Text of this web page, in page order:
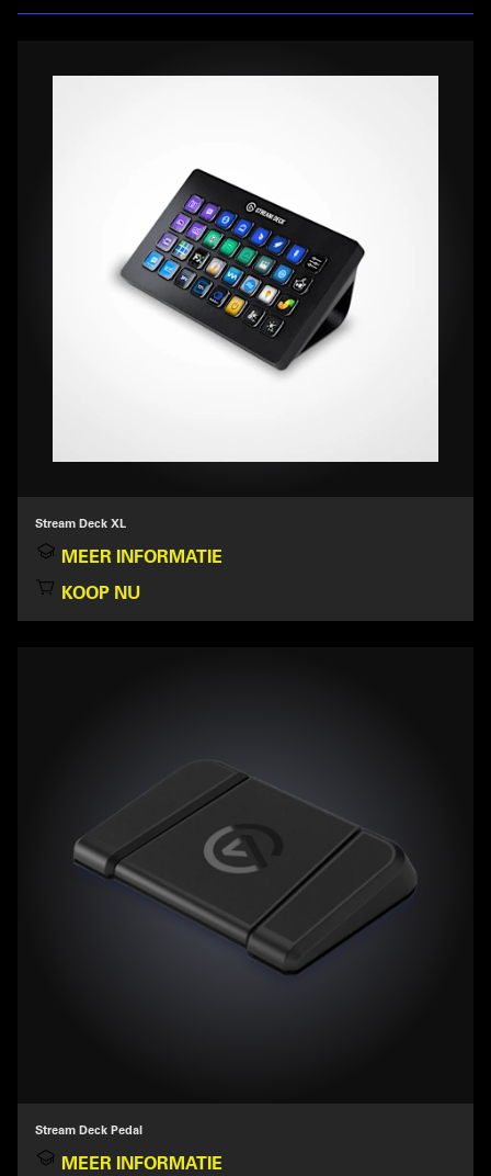
Stream Deck XL
MEER INFORMATIE
KOOP NU
Stream Deck Pedal
MEER INFORMATIE